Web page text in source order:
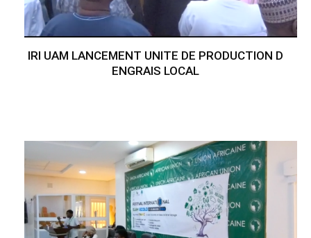
IRI UAM LANCEMENT UNITE DE PRODUCTION D
ENGRAIS LOCAL